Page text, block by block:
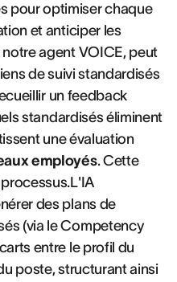
pour optimiser chaque
et anticiper les
agent VOICE, peut
de suivi standardisés
un feedback
standardisés éliminent
une évaluation
employés. Cette
des plans de
(via le Competency
entre le profil du
poste, structurant ainsi